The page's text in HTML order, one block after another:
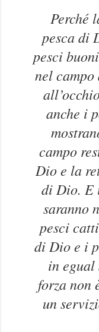
Perché
pesca di
pesci
nel
anche i
campo
Dio e la
di Dio. E
saranno
pesci
di Dio e i
in egual
forza non
un